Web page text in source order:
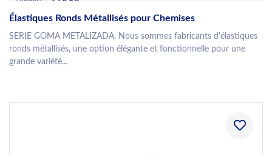
Élastiques Ronds Métallisés pour Chemises
SERIE GOMA METALIZADA. Nous sommes fabricants d'élastiques
ronds métallisés, une option élégante et fonctionnelle pour une
grande variété...